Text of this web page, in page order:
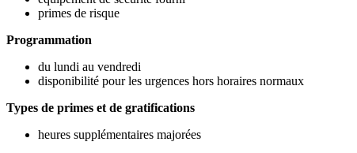
primes de risque
Programmation
du lundi au vendredi
disponibilité pour les urgences hors horaires normaux
Types de primes et de gratifications
heures supplémentaires majorées